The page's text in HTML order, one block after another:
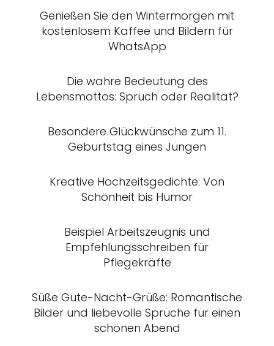
Genießen Sie den Wintermorgen mit
kostenlosem Kaffee und Bildern für
WhatsApp
Die wahre Bedeutung des
Lebensmottos: Spruch oder Realität?
Besondere Glückwünsche zum 11.
Geburtstag eines Jungen
Kreative Hochzeitsgedichte: Von
Schönheit bis Humor
Beispiel Arbeitszeugnis und
Empfehlungsschreiben für
Pflegekräfte
Süße Gute-Nacht-Grüße: Romantische
Bilder und liebevolle Sprüche für einen
schönen Abend